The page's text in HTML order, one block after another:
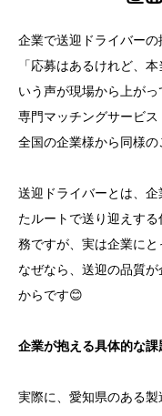
企業で送迎ドライバー
「応募はあるけれど、
いう声が現場から上が
専門マッチングサービス
全国の企業様から同様の
送迎ドライバーとは、
たルートで送り迎えす
務ですが、実は企業にと
なぜなら、送迎の品質
からです😊
企業が抱える具体的な課
実際に、愛知県のある